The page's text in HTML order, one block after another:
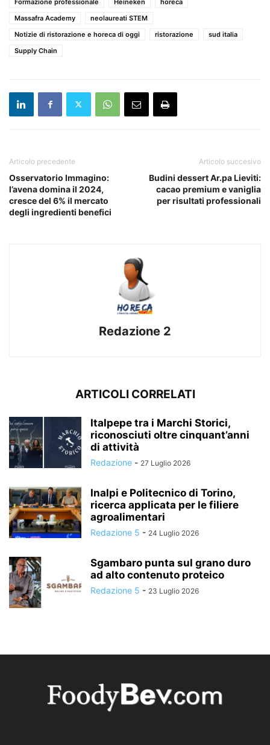
Formazione professionale
Heineken
horeca
Massafra Academy
neolaureati STEM
Notizie di ristorazione e horeca di oggi
ristorazione
sud italia
Supply Chain
Articolo precedente
Osservatorio Immagino:
l’avena domina il 2024,
cresce del 6% il mercato
degli ingredienti benefici
Articolo succesivo
Budini dessert Ar.pa Lieviti:
cacao premium e vaniglia
per risultati professionali
Redazione 2
ARTICOLI CORRELATI
Italpepe tra i Marchi Storici,
riconosciuti oltre cinquant’anni
di attività
Redazione - 27 Luglio 2026
Inalpi e Politecnico di Torino,
ricerca applicata per le filiere
agroalimentari
Redazione 5 - 24 Luglio 2026
Sgambaro punta sul grano duro
ad alto contenuto proteico
Redazione 5 - 23 Luglio 2026